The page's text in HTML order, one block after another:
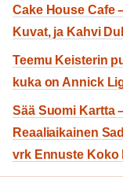
Cake House Cafe
Kuvat, ja Kahvi
Teemu Keisterin
kuka on Annick
Sää Suomi Kartta
Reaaliaikainen
vrk Ennuste Koko